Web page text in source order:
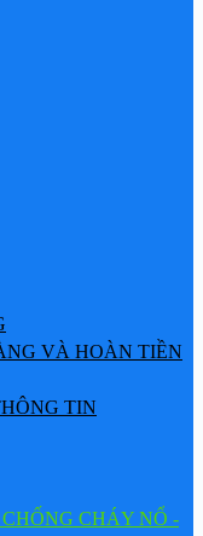
VÀ HOÀN TIỀN
TIN
CHÁY NỔ -